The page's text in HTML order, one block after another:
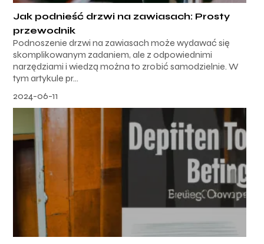
Jak podnieść drzwi na zawiasach: Prosty
przewodnik
Podnoszenie drzwi na zawiasach może wydawać się
skomplikowanym zadaniem, ale z odpowiednimi
narzędziami i wiedzą można to zrobić samodzielnie. W
tym artykule pr...
2024-06-11